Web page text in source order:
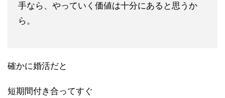
手なら、やっていく 価値は十分にあると思うか
ら。
確かに婚活だと
短期間付き合ってすぐ